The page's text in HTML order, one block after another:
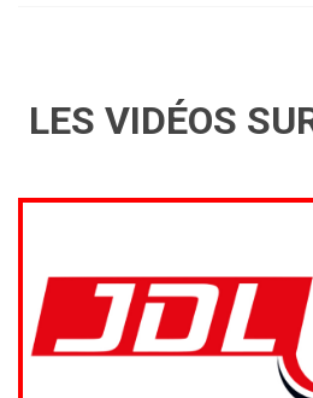
LES VIDÉOS